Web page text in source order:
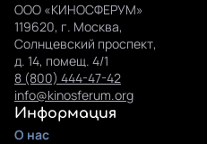
ООО «КИНОСФЕРУМ»
119620, г. Москва,
Солнцевский проспект,
д. 14, помещ. 4/1
8 (800) 444-47-42
info@kinosferum.org
Информация
О нас